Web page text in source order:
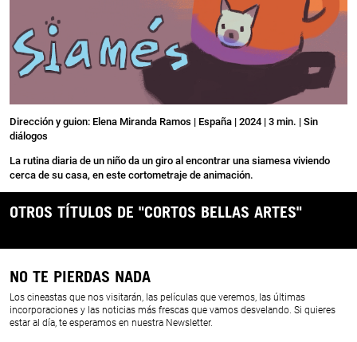
Dirección y guion: Elena Miranda Ramos | España | 2024 | 3 min. | Sin
diálogos
La rutina diaria de un niño da un giro al encontrar una siamesa viviendo
cerca de su casa, en este cortometraje de animación.
OTROS TÍTULOS DE "CORTOS BELLAS ARTES"
NO TE PIERDAS NADA
Los cineastas que nos visitarán, las películas que veremos, las últimas
incorporaciones y las noticias más frescas que vamos desvelando. Si quieres
estar al día, te esperamos en nuestra Newsletter.